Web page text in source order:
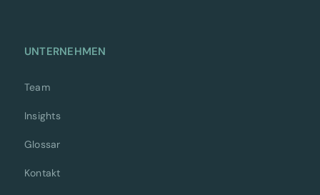
UNTERNEHMEN
Team
Insights
Glossar
Kontakt